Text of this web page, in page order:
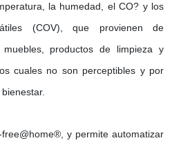
la humedad, el CO? y los
(COV), que provienen de
productos de limpieza y
cuales no son perceptibles y por
y permite automatizar